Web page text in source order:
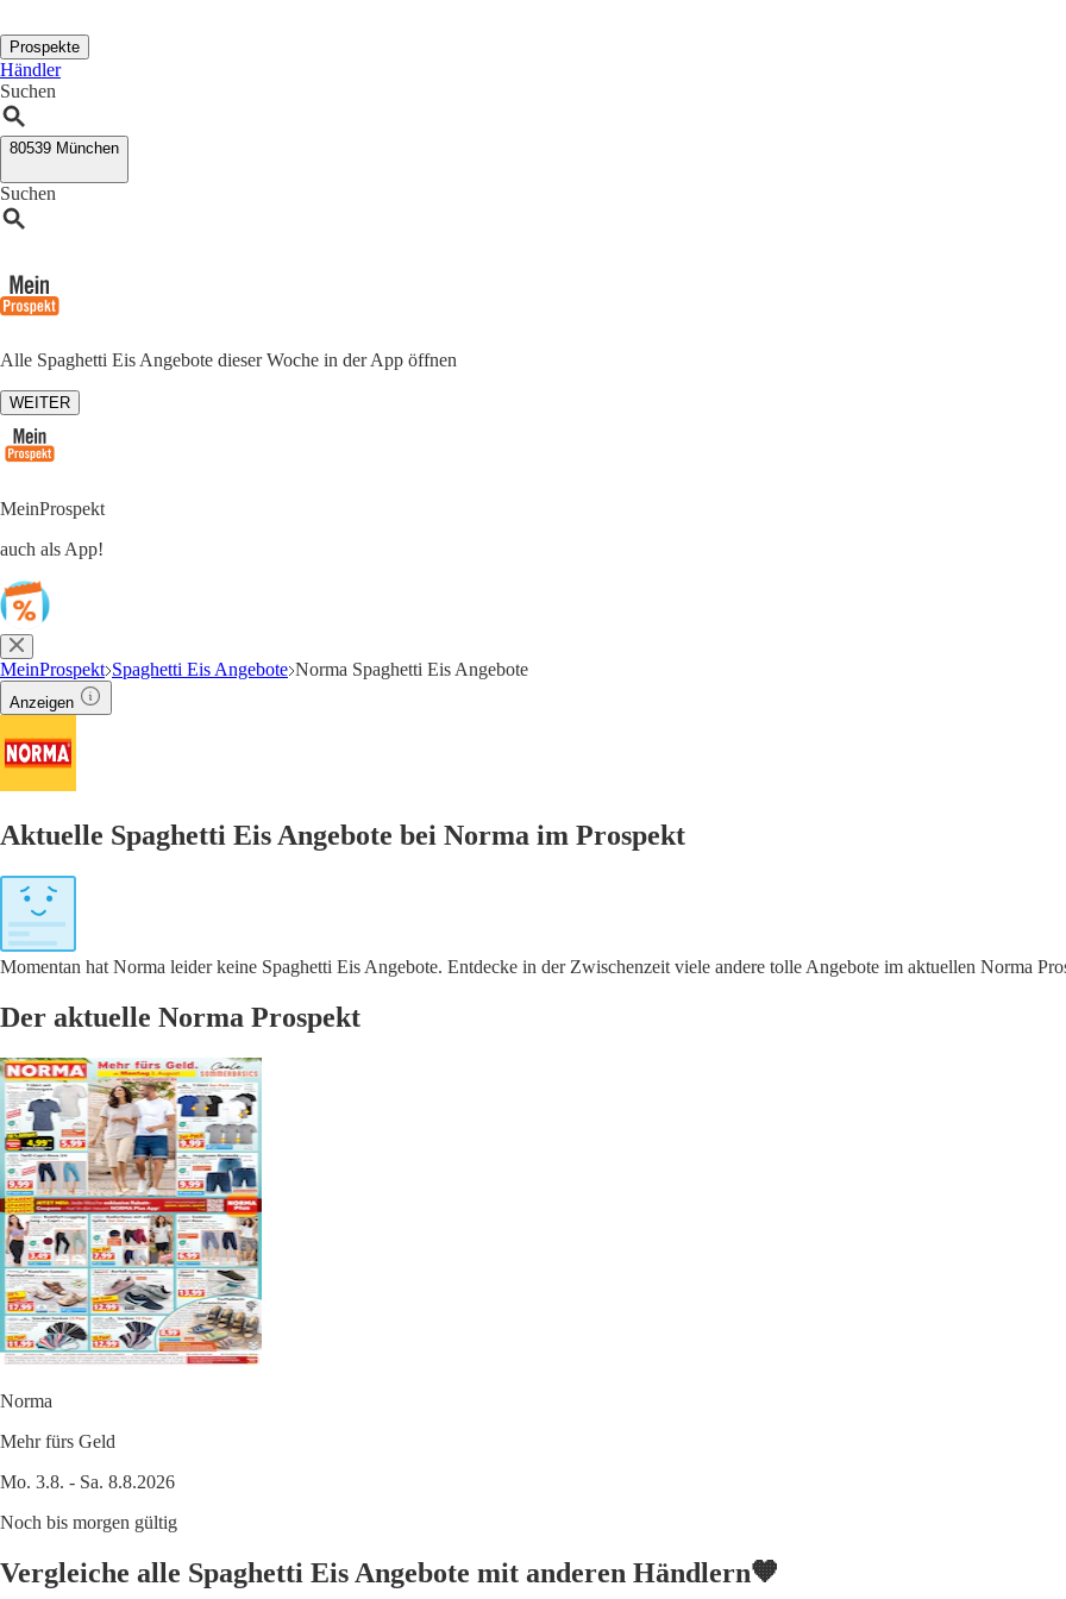
Prospekte
Händler
Suchen
80539 München
Suchen
Alle Spaghetti Eis Angebote dieser Woche in der App öffnen
WEITER
MeinProspekt
auch als App!
MeinProspekt Spaghetti Eis Angebote Norma Spaghetti Eis Angebote
Anzeigen
Aktuelle Spaghetti Eis Angebote bei Norma im Prospekt
Momentan hat Norma leider keine Spaghetti Eis Angebote. Entdecke in der Zwischenzeit viele andere tolle Angebote im aktuellen Norma
Der aktuelle Norma Prospekt
Norma
Mehr fürs Geld
Mo. 3.8. - Sa. 8.8.2026
Noch bis morgen gültig
Vergleiche alle Spaghetti Eis Angebote mit anderen Händlern🧡